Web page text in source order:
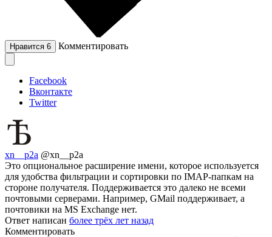
Нравится 6 Комментировать
Facebook
Вконтакте
Twitter
xn__p2a @xn__p2a
Это опциональное расширение имени, которое используется
для удобства фильтрации и сортировки по IMAP-папкам на
стороне получателя. Поддерживается это далеко не всеми
почтовыми серверами. Например, GMail поддерживает, а
почтовики на MS Exchange нет.
Ответ написан более трёх лет назад
Комментировать